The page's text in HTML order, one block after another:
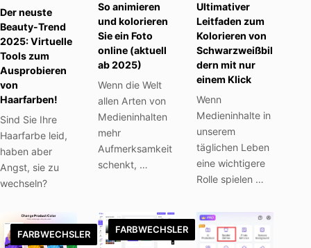
Der neuste
Beauty-Trend
2025: Virtuelle
Tools zum
Ausprobieren
von
Haarfarben!
Sind Sie Ihre
Haarfarbe leid,
haben aber
Angst, sie zu
wechseln?
So animieren
und kolorieren
Sie ein Foto
online (aktuell
ab 2025)
Wenn die Welt
allen Arten von
Medieninhalten
mehr
Aufmerksamkeit
schenkt, …
Ultimativer
Leitfaden zum
Kolorieren von
Schwarzweißbil
dern mit nur
einem Klick
Wenn
Medieninhalte in
unserem
täglichen Leben
eine wichtigere
Rolle spielen …
FARBWECHSLER FARBWECHSLER